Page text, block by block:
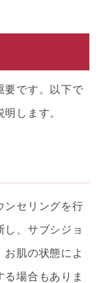
要です。以下で
します。
ンセリングを行
、サブシジョ
お肌の状態によ
る場合もありま